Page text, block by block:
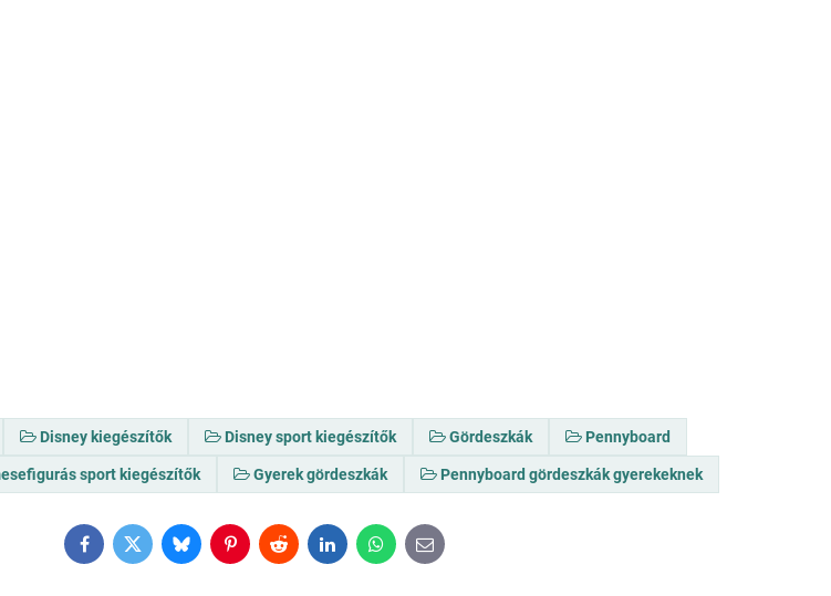
Disney kiegészítők Disney sport kiegészítők Gördeszkák Pennyboard
sport kiegészítők Gyerek gördeszkák Pennyboard gördeszkák gyerekeknek
FacebookTwitterBlueskyPinterestRedditLinkedInWhatsApp
E-
mail